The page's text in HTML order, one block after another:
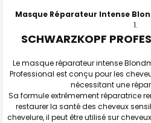
ENSEMBLE
SELECTIONNER
J'AJOUTE
LA
SÉLECTION
AU PANIER
Masque Réparateur Intense
SCHWARZKOPF
Le masque réparateur intense
Professional est conçu pour les
nécessitant une
Sa formule extrêmement réparatrice
restaurer la santé des cheveux
chevelure, il peut être utilisé sur